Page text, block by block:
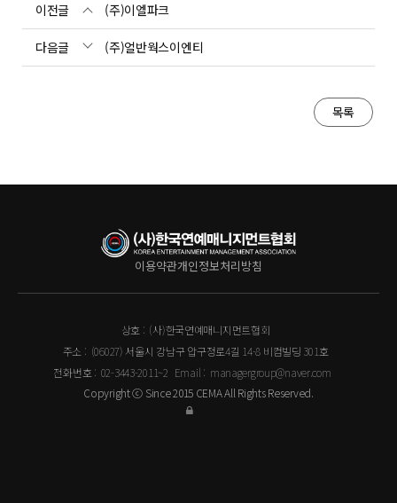
이전글 (주)이엘파크
다음글 (주)얼반웍스이엔티
목록
이용약관개인정보처리방침
상호 : (사)한국연예매니지먼트협회
주소 : (06027) 서울시 강남구 압구정로4길 14-8 비컴빌딩 301호
전화번호 : 02-3443-2011~2 Email : managergroup@naver.com
Copyright ⓒ Since 2015 CEMA All Rights Reserved.